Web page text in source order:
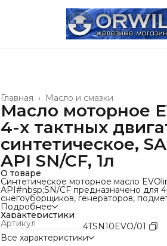
Масло и смазки
Главная ›
Масло моторное
4-х тактных
синтетическое,
API SN/CF, 1л
О товаре
Cинтетическое моторное масло
API#nbsp;SN/CF предназначено для
снегоуборщиков, генераторов,
другой техники малой механизации,
использована зимой. Образует
обеспечивая надежную защиту во
при низких температурах, а также
износа во время работы.
Подробнее
Характеристики
Артикул
4TSN10EVO/01
Все характеристики